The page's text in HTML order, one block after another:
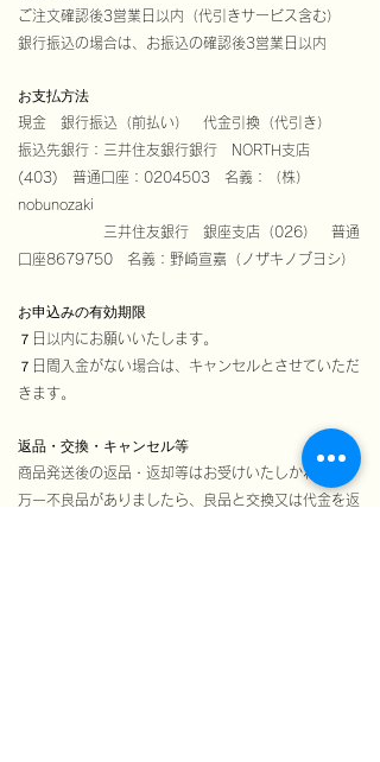
ご注文確認後3営業日以内（代引きサービス含む）
銀行振込の場合は、お振込の確認後3営業日以内
お支払方法
現金 銀行振込（前払い） 代金引換（代引き）
振込先銀行：三井住友銀行銀行 NORTH支店
(403) 普通口座：0204503 名義：（株）
nobunozaki
三井住友銀行 銀座支店（026） 普通
口座8679750 名義：野崎宣嘉（ノザキノブヨシ）
お申込みの有効期限
７日以内にお願いいたします。
７日間入金がない場合は、キャンセルとさせていただ
きます。
返品・交換・キャンセル等
商品発送後の返品・返却等はお受けいたしかねます。
万一不良品がありましたら、良品と交換又は代金を返